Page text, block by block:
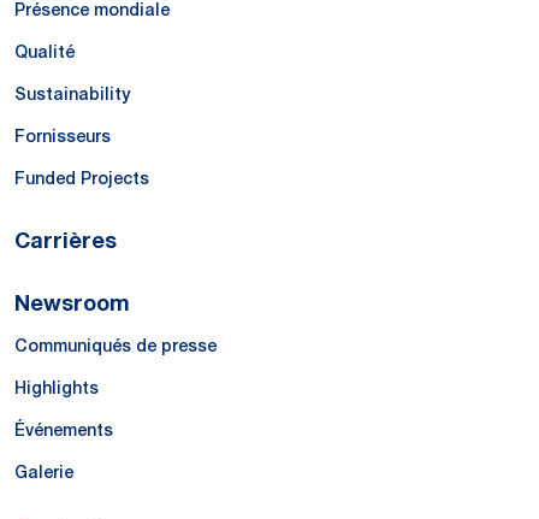
Présence mondiale
Qualité
Sustainability
Fornisseurs
Funded Projects
Carrières
Newsroom
Communiqués de presse
Highlights
Événements
Galerie